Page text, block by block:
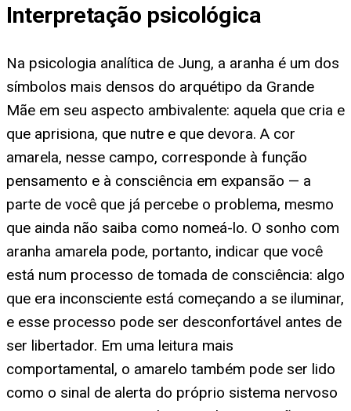
Interpretação psicológica
Na psicologia analítica de Jung, a aranha é um dos
símbolos mais densos do arquétipo da Grande
Mãe em seu aspecto ambivalente: aquela que cria e
que aprisiona, que nutre e que devora. A cor
amarela, nesse campo, corresponde à função
pensamento e à consciência em expansão — a
parte de você que já percebe o problema, mesmo
que ainda não saiba como nomeá-lo. O sonho com
aranha amarela pode, portanto, indicar que você
está num processo de tomada de consciência: algo
que era inconsciente está começando a se iluminar,
e esse processo pode ser desconfortável antes de
ser libertador. Em uma leitura mais
comportamental, o amarelo também pode ser lido
como o sinal de alerta do próprio sistema nervoso